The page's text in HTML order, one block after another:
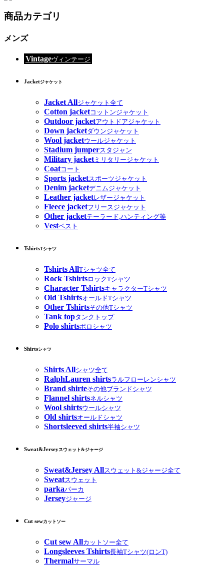
商品カテゴリ
メンズ
Vintageヴィンテージ
Jacketジャケット
Jacket Allジャケット全て
Cotton jacketコットンジャケット
Outdoor jacketアウトドアジャケット
Down jacketダウンジャケット
Wool jacketウールジャケット
Stadium jumperスタジャン
Military jacketミリタリージャケット
Coatコート
Sports jacketスポーツジャケット
Denim jacketデニムジャケット
Leather jacketレザージャケット
Fleece jacketフリースジャケット
Other jacketテーラード,ハンティング等
Vestベスト
TshirtsTシャツ
Tshirts AllTシャツ全て
Rock TshirtsロックTシャツ
Character TshirtsキャラクターTシャツ
Old TshirtsオールドTシャツ
Other Tshirtsその他Tシャツ
Tank topタンクトップ
Polo shirtsポロシャツ
Shirtsシャツ
Shirts Allシャツ全て
RalphLauren shirtsラルフローレンシャツ
Brand shirteその他ブランドシャツ
Flannel shirtsネルシャツ
Wool shirtsウールシャツ
Old shirtsオールドシャツ
Shortsleeved shirts半袖シャツ
Sweat&Jerseyスウェット&ジャージ
Sweat&Jersey Allスウェット&ジャージ全て
Sweatスウェット
parkaパーカ
Jerseyジャージ
Cut sewカットソー
Cut sew Allカットソー全て
Longsleeves Tshirts長袖Tシャツ(ロンT)
Thermalサーマル